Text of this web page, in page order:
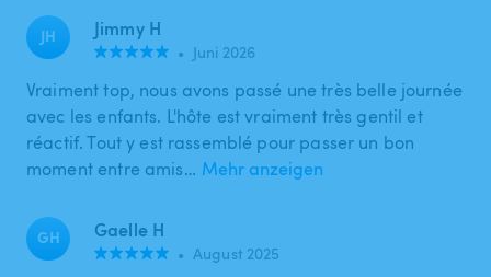
JH Jimmy H
• Juni 2026
Vraiment top, nous avons passé une très belle journée
avec les enfants. L'hôte est vraiment très gentil et
réactif. Tout y est rassemblé pour passer un bon
moment entre amis… Mehr anzeigen
GH Gaelle H
• August 2025